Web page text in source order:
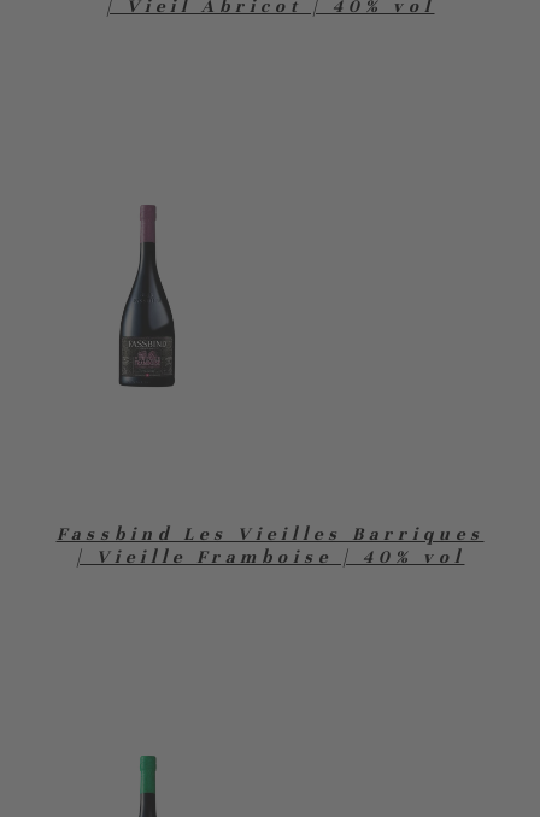
| Vieil Abricot | 40% vol
Fassbind Les Vieilles Barriques
| Vieille Framboise | 40% vol